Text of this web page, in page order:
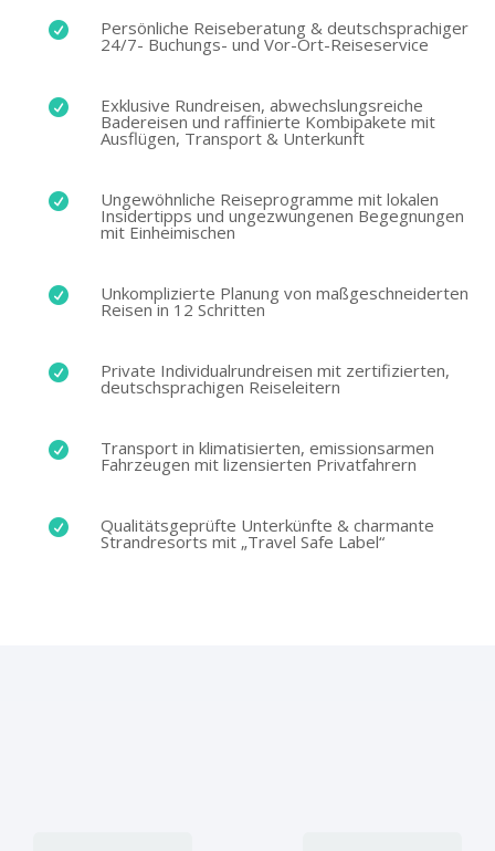
 Persönliche Reiseberatung & deutschsprachiger
24/7- Buchungs- und Vor-Ort-Reiseservice
 Exklusive Rundreisen, abwechslungsreiche
Badereisen und raffinierte Kombipakete mit
Ausflügen, Transport & Unterkunft
 Ungewöhnliche Reiseprogramme mit lokalen
Insidertipps und ungezwungenen Begegnungen
mit Einheimischen
 Unkomplizierte Planung von maßgeschneiderten
Reisen in 12 Schritten
 Private Individualrundreisen mit zertifizierten,
deutschsprachigen Reiseleitern
 Transport in klimatisierten, emissionsarmen
Fahrzeugen mit lizensierten Privatfahrern
 Qualitätsgeprüfte Unterkünfte & charmante
Strandresorts mit „Travel Safe Label“